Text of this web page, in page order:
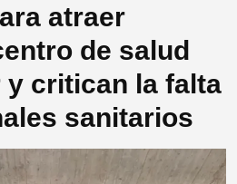
atraer
de salud
y critican la falta
sanitarios